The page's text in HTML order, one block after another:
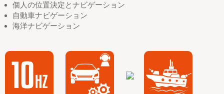
個人の位置決定とナビゲーション
自動車ナビゲーション
海洋ナビゲーション